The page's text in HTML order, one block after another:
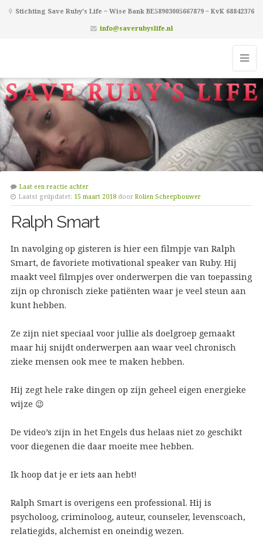
Stichting Save Ruby's Life ~ Wise Bank BE58903005667879 ~ KvK 68842376
info@saverubyslife.nl
Laat een reactie achter
Laatst geüpdatet: 15 maart 2018 door Rolien Scheepbouwer
Ralph Smart
In navolging op gisteren is hier een filmpje van Ralph
Smart, de favoriete motivational speaker van Ruby. Hij
maakt veel filmpjes over onderwerpen die van toepassing
zijn op chronisch zieke patiënten waar je veel steun aan
kunt hebben.
Ze zijn niet speciaal voor jullie als doelgroep gemaakt
maar hij snijdt onderwerpen aan waar veel chronisch
zieke mensen ook mee te maken hebben.
Hij zegt hele rake dingen op zijn geheel eigen energieke
wijze 😉
De video’s zijn in het Engels dus helaas niet zo geschikt
voor diegenen die daar moeite mee hebben.
Ik hoop dat je er iets aan hebt!
Ralph Smart is overigens een professional. Hij is
psycholoog, criminoloog, auteur, counseler, levenscoach,
relatiegids, alchemist en oneindig wezen.